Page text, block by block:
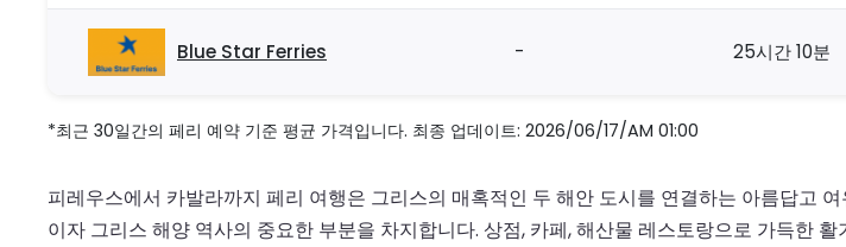
Blue Star Ferries - 25시간 10분
*최근 30일간의 페리 예약 기준 평균 가격입니다. 최종 업데이트: 2026/06/17/AM 01:00
피레우스에서 카발라까지 페리 여행은 그리스의 매혹적인 두 해안 도시를 연결하는 아름답고
이자 그리스 해양 역사의 중요한 부분을 차지합니다. 상점, 카페, 해산물 레스토랑으로 가득한